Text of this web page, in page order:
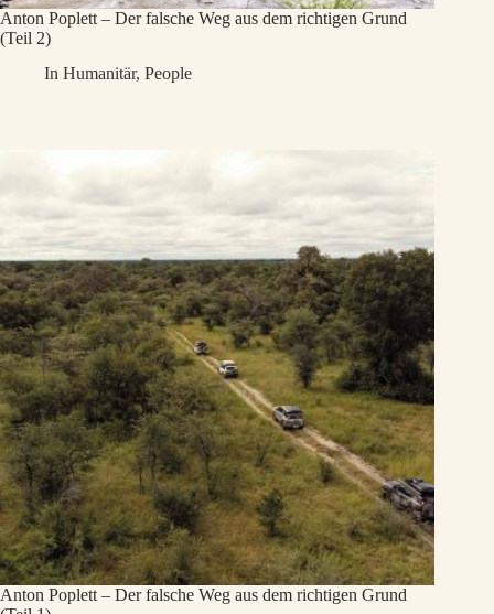
Anton Poplett – Der falsche Weg aus dem richtigen Grund
(Teil 2)
In Humanitär,People
Anton Poplett – Der falsche Weg aus dem richtigen Grund